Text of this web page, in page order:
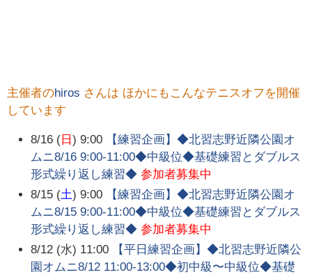
主催者のhiros さんは ほかにもこんなテニスオフを開催
しています
8/16 ( 日) 9:00
【練習企画】◆北習志野近隣公園オ
ムニ8/16 9:00-11:00◆中級位◆基礎練習とダブルス
形式繰り返し練習◆ 参加者募集中
8/15 (土) 9:00
【練習企画】◆北習志野近隣公園オ
ムニ8/15 9:00-11:00◆中級位◆基礎練習とダブルス
形式繰り返し練習◆ 参加者募集中
8/12 (水) 11:00
【平日練習企画】◆北習志野近隣公
園オムニ8/12 11:00-13:00◆初中級〜中級位◆基礎